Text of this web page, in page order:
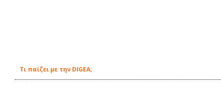
Τι παίζει με την DIGEA;